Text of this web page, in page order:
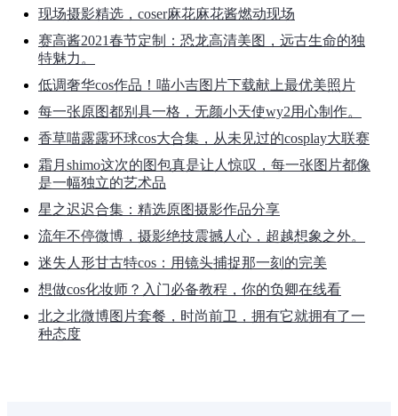
现场摄影精选，coser麻花麻花酱燃动现场
赛高酱2021春节定制：恐龙高清美图，远古生命的独
特魅力。
低调奢华cos作品！喵小吉图片下载献上最优美照片
每一张原图都别具一格，无颜小天使wy2用心制作。
香草喵露露环球cos大合集，从未见过的cosplay大联赛
霜月shimo这次的图包真是让人惊叹，每一张图片都像
是一幅独立的艺术品
星之迟迟合集：精选原图摄影作品分享
流年不停微博，摄影绝技震撼人心，超越想象之外。
迷失人形甘古特cos：用镜头捕捉那一刻的完美
想做cos化妆师？入门必备教程，你的负卿在线看
北之北微博图片套餐，时尚前卫，拥有它就拥有了一
种态度